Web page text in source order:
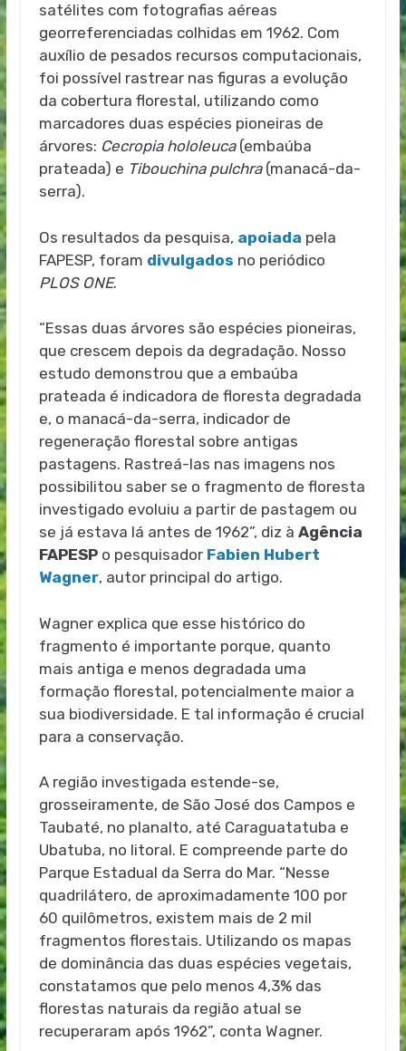
satélites com fotografias aéreas
georreferenciadas colhidas em 1962. Com
auxílio de pesados recursos computacionais,
foi possível rastrear nas figuras a evolução
da cobertura florestal, utilizando como
marcadores duas espécies pioneiras de
árvores: Cecropia hololeuca(embaúba
prateada) e Tibouchina pulchra(manacá-da-
serra).
Os resultados da pesquisa, apoiada pela
FAPESP, foram divulgados no periódico
PLOS ONE.
“Essas duas árvores são espécies pioneiras,
que crescem depois da degradação. Nosso
estudo demonstrou que a embaúba
prateada é indicadora de floresta degradada
e, o manacá-da-serra, indicador de
regeneração florestal sobre antigas
pastagens. Rastreá-las nas imagens nos
possibilitou saber se o fragmento de floresta
investigado evoluiu a partir de pastagem ou
se já estava lá antes de 1962”, diz à Agência
FAPESPo pesquisador Fabien Hubert
Wagner, autor principal do artigo.
Wagner explica que esse histórico do
fragmento é importante porque, quanto
mais antiga e menos degradada uma
formação florestal, potencialmente maior a
sua biodiversidade. E tal informação é crucial
para a conservação.
A região investigada estende-se,
grosseiramente, de São José dos Campos e
Taubaté, no planalto, até Caraguatatuba e
Ubatuba, no litoral. E compreende parte do
Parque Estadual da Serra do Mar. “Nesse
quadrilátero, de aproximadamente 100 por
60 quilômetros, existem mais de 2 mil
fragmentos florestais. Utilizando os mapas
de dominância das duas espécies vegetais,
constatamos que pelo menos 4,3% das
florestas naturais da região atual se
recuperaram após 1962”, conta Wagner.